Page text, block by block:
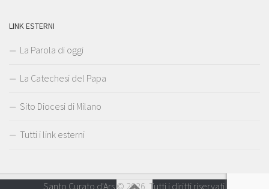
LINK ESTERNI
La Parola di oggi
La Catechesi del Papa
Sito Diocesi di Milano
Tutti i link esterni
Santo Curato d'Ars © 2026. Tutti i diritti riservati.